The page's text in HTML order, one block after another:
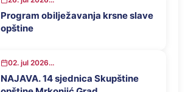
Program obilježavanja krsne slave
opštine
02. jul 2026...
NAJAVA. 14 sjednica Skupštine